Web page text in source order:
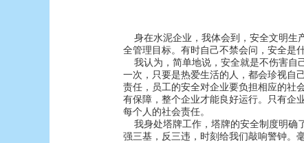
身在水泥企业，我体会到，安全文明生
全管理目标。有时自己不禁会问，安全是
我认为，简单地说，安全就是不伤害自
一次，只要是热爱生活的人，都会珍视自
责任，员工的安全对企业要负担相应的社
有保障，整个企业才能良好运行。只有企
每个人的社会责任。
我身处塔牌工作，塔牌的安全制度明确
强三基，反三违，时刻给我们敲响警钟。